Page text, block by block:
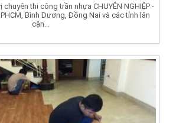
chuyên thi công trần nhựa CHUYÊN NGHIỆP -
Bình Dương, Đồng Nai và các tỉnh lân
cận...